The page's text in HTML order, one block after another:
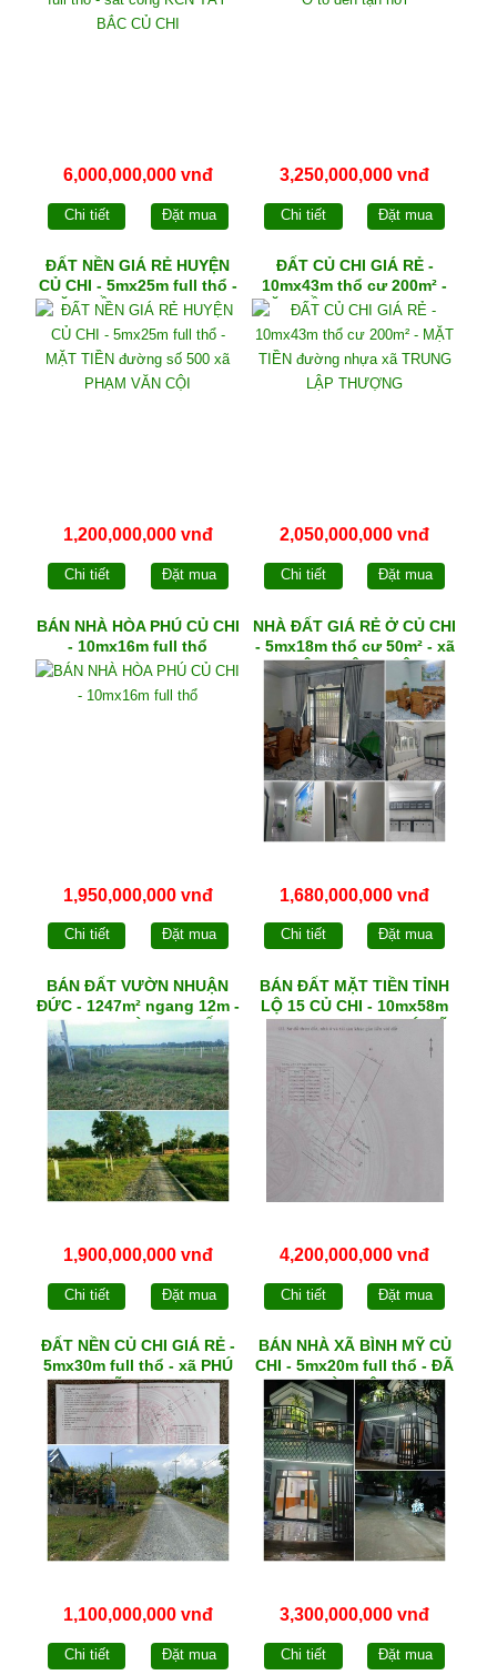
6,000,000,000 vnđ
Chi tiết Đặt mua
3,250,000,000 vnđ
Chi tiết Đặt mua
ĐẤT NỀN GIÁ RẺ HUYỆN
CỦ CHI - 5mx25m full thổ -
MẶT TIỀN đường số 500
xã PHẠM VĂN CỘI
1,200,000,000 vnđ
Chi tiết Đặt mua
ĐẤT CỦ CHI GIÁ RẺ -
10mx43m thổ cư 200m² -
MẶT TIỀN đường nhựa xã
TRUNG LẬP THƯỢNG
2,050,000,000 vnđ
Chi tiết Đặt mua
BÁN NHÀ HÒA PHÚ CỦ CHI
- 10mx16m full thổ
1,950,000,000 vnđ
Chi tiết Đặt mua
NHÀ ĐẤT GIÁ RẺ Ở CỦ CHI
- 5mx18m thổ cư 50m² - xã
TÂN THÔNG HỘI
1,680,000,000 vnđ
Chi tiết Đặt mua
BÁN ĐẤT VƯỜN NHUẬN
ĐỨC - 1247m² ngang 12m -
HXH 1/ ĐOÀN THỊ MỐI
1,900,000,000 vnđ
Chi tiết Đặt mua
BÁN ĐẤT MẶT TIỀN TỈNH
LỘ 15 CỦ CHI - 10mx58m
thổ cư 22m² - xã PHÚ MỸ
HƯNG
4,200,000,000 vnđ
Chi tiết Đặt mua
ĐẤT NỀN CỦ CHI GIÁ RẺ -
5mx30m full thổ - xã PHÚ
MỸ HƯNG
1,100,000,000 vnđ
Chi tiết Đặt mua
BÁN NHÀ XÃ BÌNH MỸ CỦ
CHI - 5mx20m full thổ - ĐÃ
HOÀN CÔNG
3,300,000,000 vnđ
Chi tiết Đặt mua